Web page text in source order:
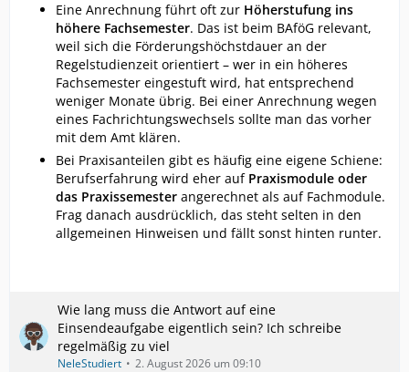
Eine Anrechnung führt oft zur Höherstufung ins
höhere Fachsemester. Das ist beim BAföG relevant,
weil sich die Förderungshöchstdauer an der
Regelstudienzeit orientiert – wer in ein höheres
Fachsemester eingestuft wird, hat entsprechend
weniger Monate übrig. Bei einer Anrechnung wegen
eines Fachrichtungswechsels sollte man das vorher
mit dem Amt klären.
Bei Praxisanteilen gibt es häufig eine eigene Schiene:
Berufserfahrung wird eher auf Praxismodule oder
das Praxissemester angerechnet als auf Fachmodule.
Frag danach ausdrücklich, das steht selten in den
allgemeinen Hinweisen und fällt sonst hinten runter.
Wie lang muss die Antwort auf eine
Einsendeaufgabe eigentlich sein? Ich schreibe
regelmäßig zu viel
NeleStudiert 2. August 2026 um 09:10